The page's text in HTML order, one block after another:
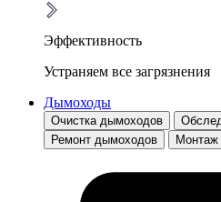
Эффективность
Устраняем все загрязнения
Дымоходы
Очистка дымоходов
Ремонт дымоходов